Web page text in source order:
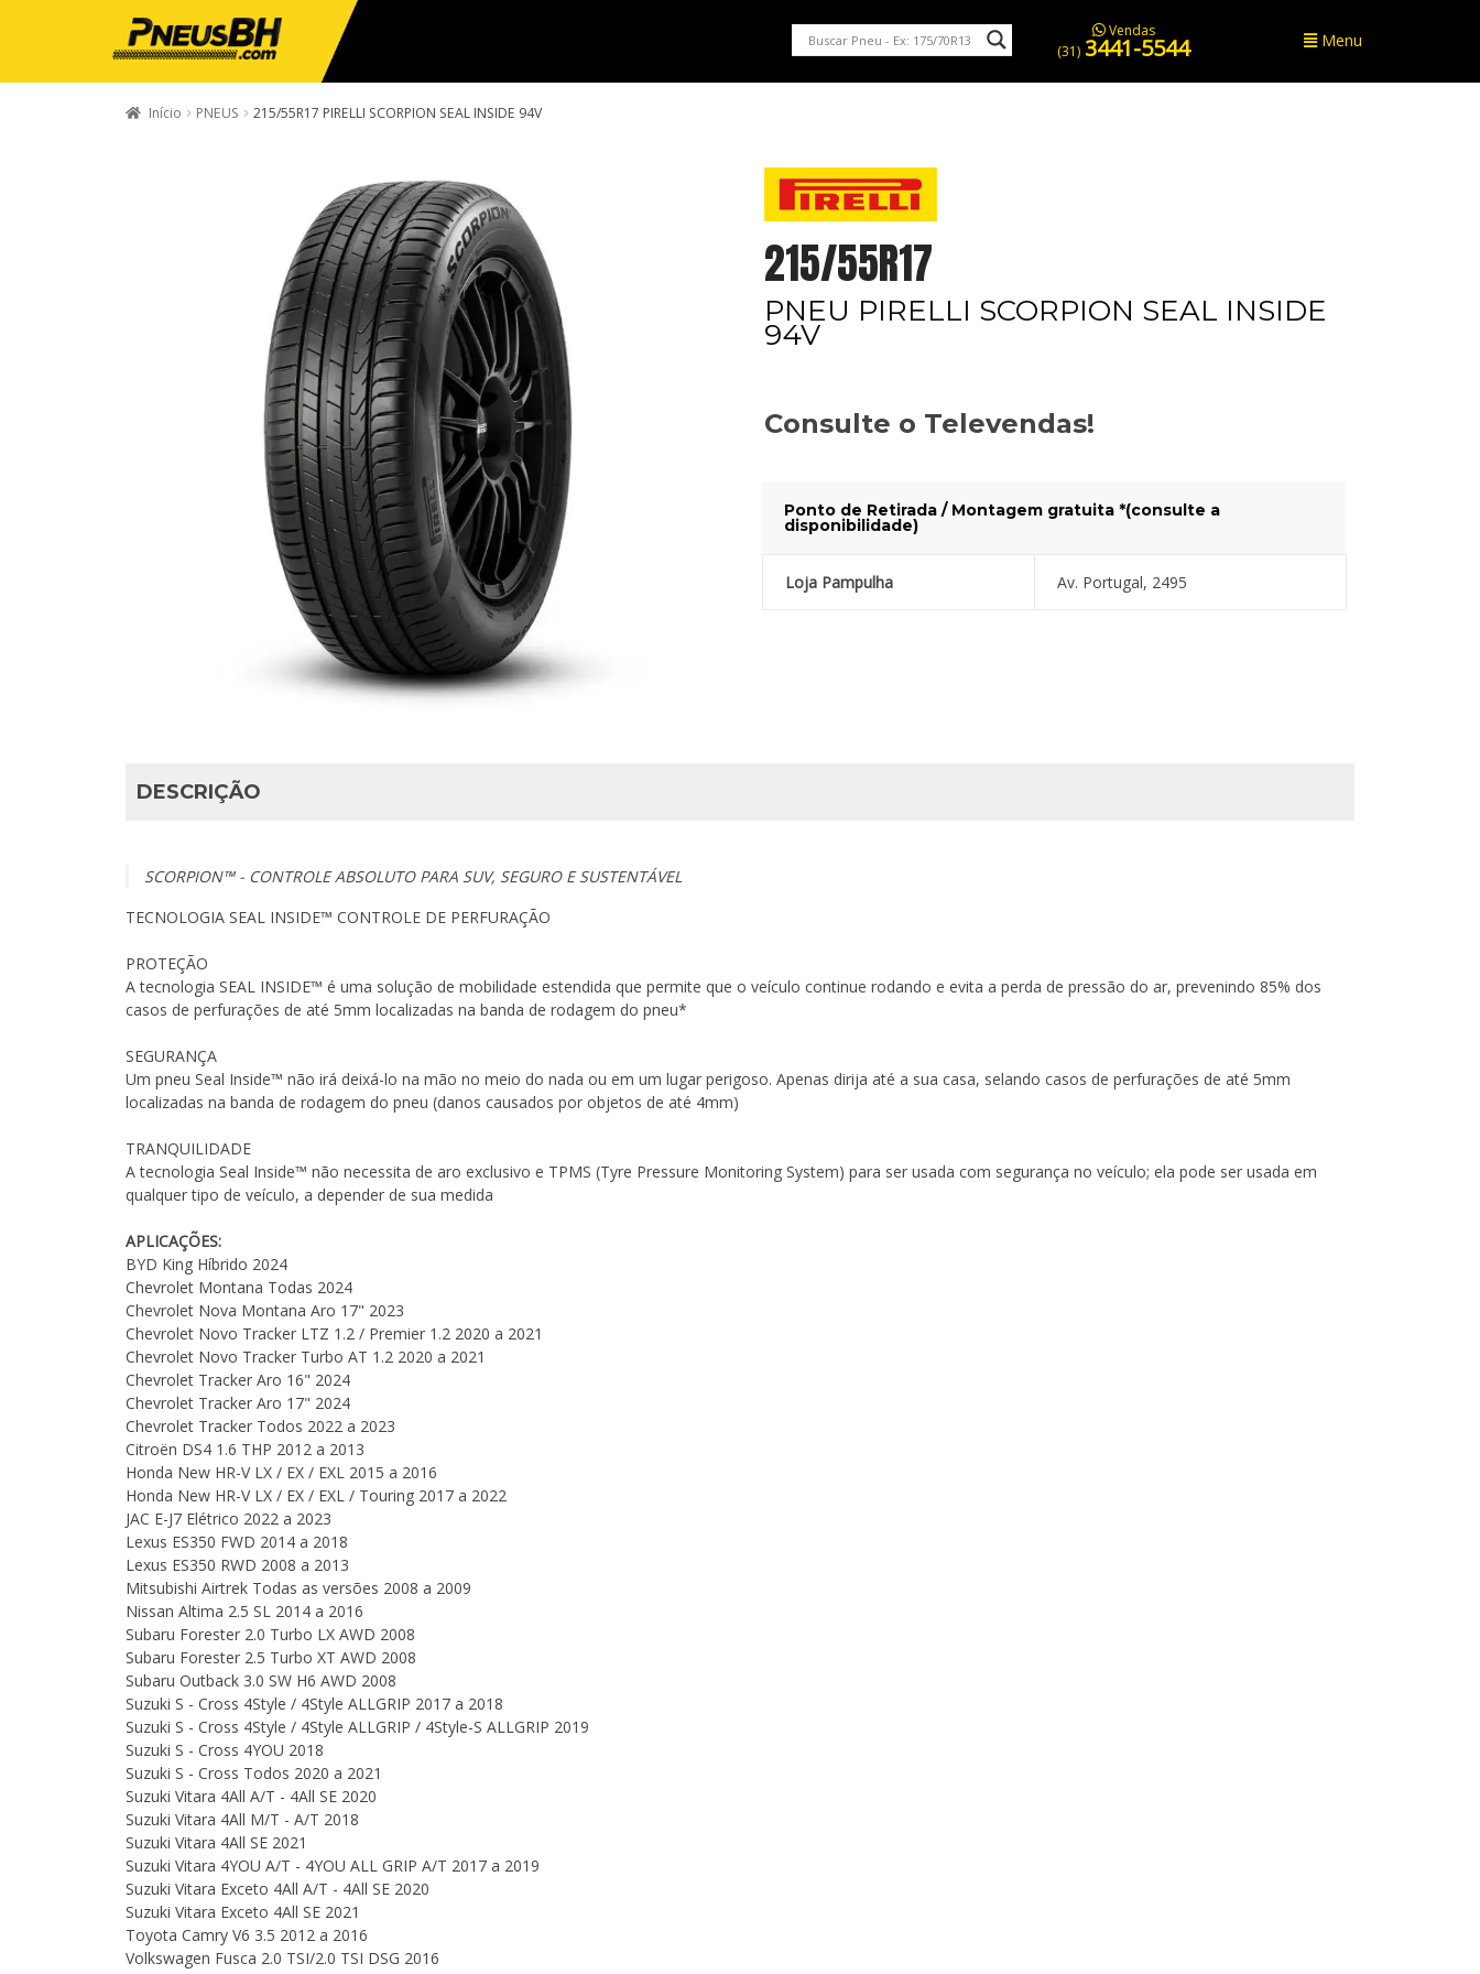
Vendas
(31) 3441-5544 Menu
Início PNEUS 215/55R17 PIRELLI SCORPION SEAL INSIDE 94V
215/55R17
PNEU PIRELLI SCORPION SEAL INSIDE
94V
Consulte o Televendas!
Ponto de Retirada / Montagem gratuita *(consulte a
disponibilidade)
Loja Pampulha Av. Portugal, 2495
DESCRIÇÃO
SCORPION™ - CONTROLE ABSOLUTO PARA SUV, SEGURO E SUSTENTÁVEL
TECNOLOGIA SEAL INSIDE™ CONTROLE DE PERFURAÇÃO
PROTEÇÃO
A tecnologia SEAL INSIDE™ é uma solução de mobilidade estendida que permite que o veículo continue rodando e evita a perda de pressão do ar, prevenindo 85% dos
casos de perfurações de até 5mm localizadas na banda de rodagem do pneu*
SEGURANÇA
Um pneu Seal Inside™ não irá deixá-lo na mão no meio do nada ou em um lugar perigoso. Apenas dirija até a sua casa, selando casos de perfurações de até 5mm
localizadas na banda de rodagem do pneu (danos causados por objetos de até 4mm)
TRANQUILIDADE
A tecnologia Seal Inside™ não necessita de aro exclusivo e TPMS (Tyre Pressure Monitoring System) para ser usada com segurança no veículo; ela pode ser usada em
qualquer tipo de veículo, a depender de sua medida
APLICAÇÕES:
BYD King Híbrido 2024
Chevrolet Montana Todas 2024
Chevrolet Nova Montana Aro 17" 2023
Chevrolet Novo Tracker LTZ 1.2 / Premier 1.2 2020 a 2021
Chevrolet Novo Tracker Turbo AT 1.2 2020 a 2021
Chevrolet Tracker Aro 16" 2024
Chevrolet Tracker Aro 17" 2024
Chevrolet Tracker Todos 2022 a 2023
Citroën DS4 1.6 THP 2012 a 2013
Honda New HR-V LX / EX / EXL 2015 a 2016
Honda New HR-V LX / EX / EXL / Touring 2017 a 2022
JAC E-J7 Elétrico 2022 a 2023
Lexus ES350 FWD 2014 a 2018
Lexus ES350 RWD 2008 a 2013
Mitsubishi Airtrek Todas as versões 2008 a 2009
Nissan Altima 2.5 SL 2014 a 2016
Subaru Forester 2.0 Turbo LX AWD 2008
Subaru Forester 2.5 Turbo XT AWD 2008
Subaru Outback 3.0 SW H6 AWD 2008
Suzuki S - Cross 4Style / 4Style ALLGRIP 2017 a 2018
Suzuki S - Cross 4Style / 4Style ALLGRIP / 4Style-S ALLGRIP 2019
Suzuki S - Cross 4YOU 2018
Suzuki S - Cross Todos 2020 a 2021
Suzuki Vitara 4All A/T - 4All SE 2020
Suzuki Vitara 4All M/T - A/T 2018
Suzuki Vitara 4All SE 2021
Suzuki Vitara 4YOU A/T - 4YOU ALL GRIP A/T 2017 a 2019
Suzuki Vitara Exceto 4All A/T - 4All SE 2020
Suzuki Vitara Exceto 4All SE 2021
Toyota Camry V6 3.5 2012 a 2016
Volkswagen Fusca 2.0 TSI/2.0 TSI DSG 2016